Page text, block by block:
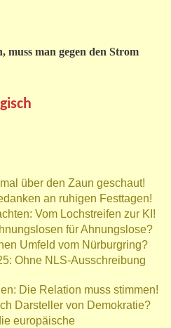
muss man gegen den Strom
über den Zaun geschaut!
an ruhigen Festtagen!
Vom Lochstreifen zur KI!
für Ahnungslose?
Umfeld vom Nürburgring?
Ohne NLS-Ausschreibung
Die Relation muss stimmen!
Darsteller von Demokratie?
europäische